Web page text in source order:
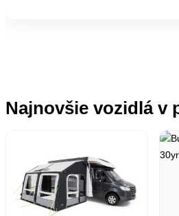
Najnovšie vozidlá v